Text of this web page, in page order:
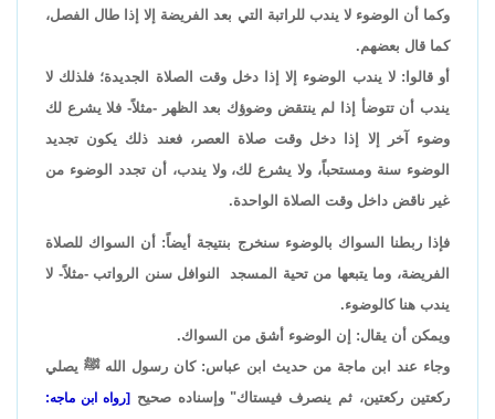
وكما أن الوضوء لا يندب للراتبة التي بعد الفريضة إلا إذا طال الفصل،
كما قال بعضهم.
أو قالوا: لا يندب الوضوء إلا إذا دخل وقت الصلاة الجديدة؛ فلذلك لا
يندب أن تتوضأ إذا لم ينتقض وضوؤك بعد الظهر -مثلاً- فلا يشرع لك
وضوء آخر إلا إذا دخل وقت صلاة العصر، فعند ذلك يكون تجديد
الوضوء سنة ومستحباً، ولا يشرع لك، ولا يندب، أن تجدد الوضوء من
غير ناقض داخل وقت الصلاة الواحدة.
فإذا ربطنا السواك بالوضوء سنخرج بنتيجة أيضاً: أن السواك للصلاة
الفريضة، وما يتبعها من تحية المسجد النوافل سنن الرواتب -مثلاً- لا
يندب هنا كالوضوء.
ويمكن أن يقال: إن الوضوء أشق من السواك.
وجاء عند ابن ماجة من حديث ابن عباس: كان رسول الله ﷺ يصلي
ركعتين ركعتين، ثم ينصرف فيستاك" وإسناده صحيح[رواه ابن ماجه: